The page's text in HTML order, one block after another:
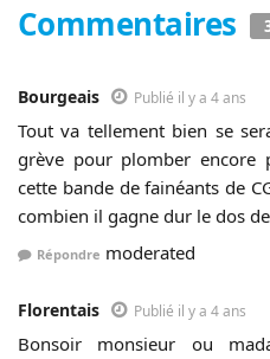
Commentaires
Bourgeais Publié il y a 4 ans
Tout va tellement bien se
grève pour plomber encore
cette bande de fainéants de
combien il gagne dur le dos
Répondre moderated
Florentais Publié il y a 4 ans
Bonsoir monsieur ou